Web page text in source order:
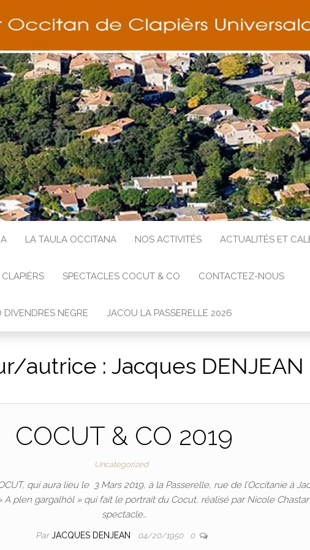
LA TAULA OCCITANA NOS ACTIVITÉS ACTUALITÉS ET
SPECTACLES COCUT & CO CONTACTEZ-NOUS
NEGRE JACOU LA PASSERELLE 2026
autrice : Jacques DENJEAN
COCUT & CO 2019
Uncategorized
qui aura lieu le 3 Mars 2019, à la Passerelle, rue de l’Occitanie à
plen gargalhòl » qui fait le portrait du Cocut, réalisé par Nicole
spectacle…
ParJACQUES DENJEAN 04/20/1950 0